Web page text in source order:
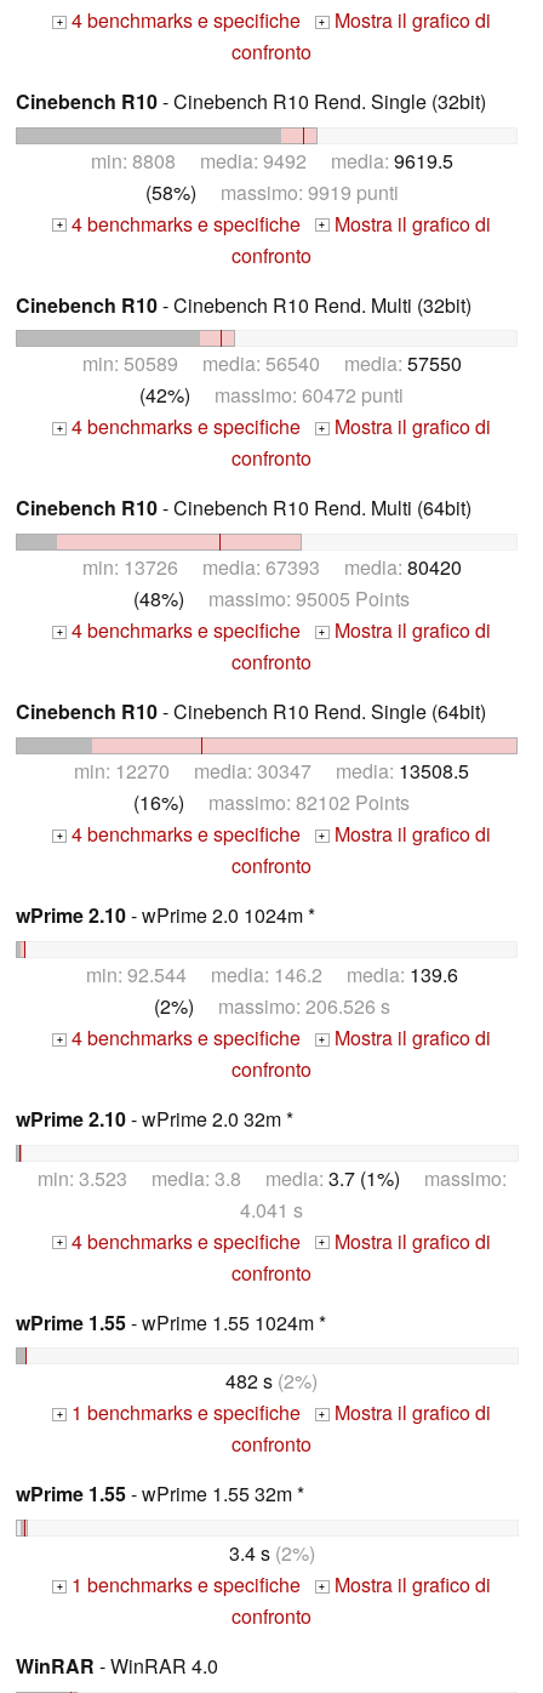
+ 4 benchmarks e specifiche + Mostra il grafico di
confronto
Cinebench R10- Cinebench R10 Rend. Single (32bit)
min: 8808 media: 9492 media: 9619.5
(58%) massimo: 9919 punti
+ 4 benchmarks e specifiche + Mostra il grafico di
confronto
Cinebench R10- Cinebench R10 Rend. Multi (32bit)
min: 50589 media: 56540 media: 57550
(42%) massimo: 60472 punti
+ 4 benchmarks e specifiche + Mostra il grafico di
confronto
Cinebench R10- Cinebench R10 Rend. Multi (64bit)
min: 13726 media: 67393 media: 80420
(48%) massimo: 95005 Points
+ 4 benchmarks e specifiche + Mostra il grafico di
confronto
Cinebench R10- Cinebench R10 Rend. Single (64bit)
min: 12270 media: 30347 media: 13508.5
(16%) massimo: 82102 Points
+ 4 benchmarks e specifiche + Mostra il grafico di
confronto
wPrime 2.10- wPrime 2.0 1024m *
min: 92.544 media: 146.2 media: 139.6
(2%) massimo: 206.526 s
+ 4 benchmarks e specifiche + Mostra il grafico di
confronto
wPrime 2.10- wPrime 2.0 32m *
min: 3.523 media: 3.8 media: 3.7 (1%) massimo:
4.041 s
+ 4 benchmarks e specifiche + Mostra il grafico di
confronto
wPrime 1.55- wPrime 1.55 1024m *
482 s (2%)
+ 1 benchmarks e specifiche + Mostra il grafico di
confronto
wPrime 1.55- wPrime 1.55 32m *
3.4 s(2%)
+ 1 benchmarks e specifiche + Mostra il grafico di
confronto
WinRAR - WinRAR 4.0